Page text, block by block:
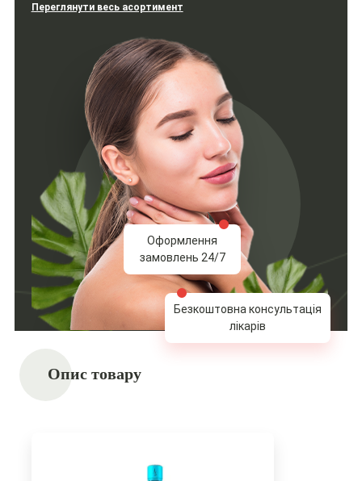
Переглянути весь асортимент
Оформлення
замовлень 24/7
Безкоштовна консультація
лікарів
Опис товару